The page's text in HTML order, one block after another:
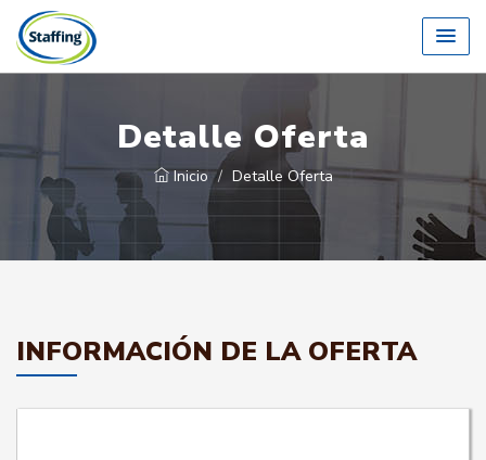
Detalle Oferta
Inicio Detalle Oferta
INFORMACIÓN DE LA OFERTA